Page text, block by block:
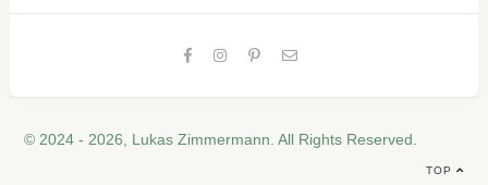
© 2024 - 2026, Lukas Zimmermann. All Rights Reserved.
TOP